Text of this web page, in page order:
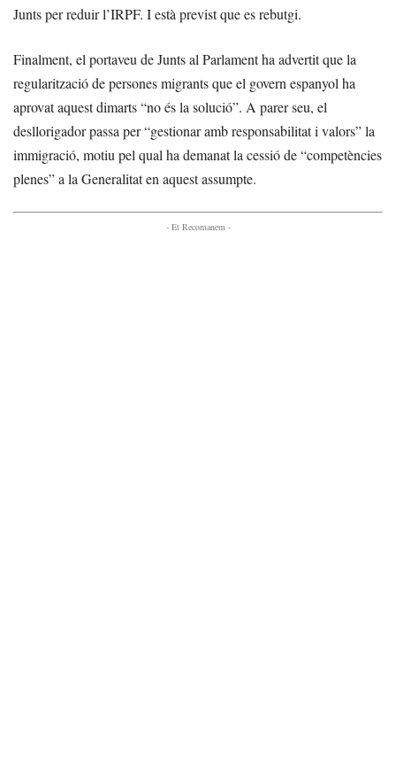
Junts per reduir l’IRPF. I està previst que es rebutgi.
Finalment, el portaveu de Junts al Parlament ha advertit que la
regularització de persones migrants que el govern espanyol ha
aprovat aquest dimarts “no és la solució”. A parer seu, el
desllorigador passa per “gestionar amb responsabilitat i valors” la
immigració, motiu pel qual ha demanat la cessió de “competències
plenes” a la Generalitat en aquest assumpte.
- Et Recomanem -